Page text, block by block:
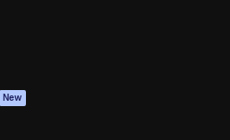
New